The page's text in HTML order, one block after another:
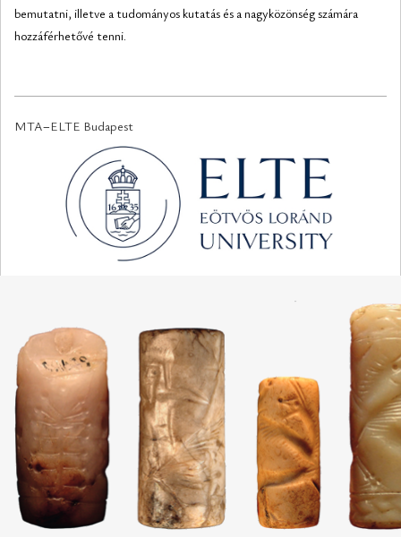
bemutatni, illetve a tudományos kutatás és a nagyközönség számára
hozzáférhetővé tenni.
MTA–ELTE Budapest